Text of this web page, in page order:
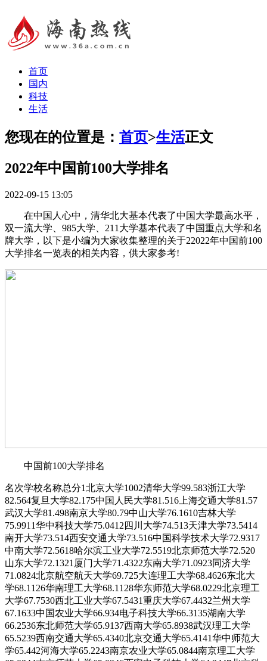
首页
国内
科技
生活
您现在的位置是： 首页>生活正文
2022年中国前100大学排名
2022-09-15 13:05
在中国人心中，清华北大基本代表了中国大学最高水平，
双一流大学、985大学、211大学基本代表了中国重点大学和名
牌大学，以下是小编为大家收集整理的关于22022年中国前100
大学排名一览表的相关内容，供大家参考!
中国前100大学排名
名次学校名称总分1北京大学1002清华大学99.583浙江大学
82.564复旦大学82.175中国人民大学81.516上海交通大学81.57
武汉大学81.498南京大学80.79中山大学76.1610吉林大学
75.9911华中科技大学75.0412四川大学74.513天津大学73.5414
南开大学73.514西安交通大学73.516中国科学技术大学72.9317
中南大学72.5618哈尔滨工业大学72.5519北京师范大学72.520
山东大学72.1321厦门大学71.4322东南大学71.0923同济大学
71.0824北京航空航天大学69.725大连理工大学68.4626东北大
学68.1126华南理工大学68.1128华东师范大学68.0229北京理工
大学67.7530西北工业大学67.5431重庆大学67.4432兰州大学
67.1633中国农业大学66.934电子科技大学66.3135湖南大学
66.2536东北师范大学65.9137西南大学65.8938武汉理工大学
65.5239西南交通大学65.4340北京交通大学65.4141华中师范大
学65.442河海大学65.2243南京农业大学65.0844南京理工大学